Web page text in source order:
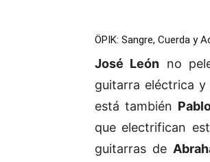
ÖPIK: Sangre, Cuerda y
José León no
guitarra eléctrica
está también
que electrifican
guitarras de